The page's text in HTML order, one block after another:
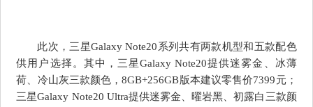
此次，三星Galaxy Note20系列共有两款机型和五款配色
供用户选择。其中，三星Galaxy Note20提供迷雾金、冰薄
荷、冷山灰三款颜色，8GB+256GB版本建议零售价7399元；
三星Galaxy Note20 Ultra提供迷雾金、曜岩黑、初露白三款颜